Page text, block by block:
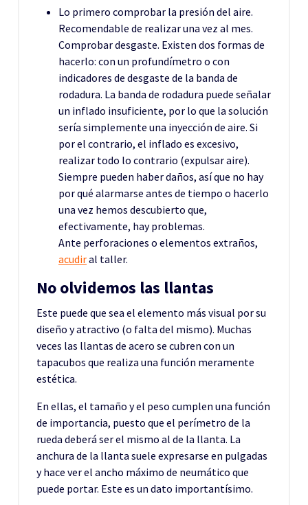
Lo primero comprobar la presión del aire.
Recomendable de realizar una vez al mes.
Comprobar desgaste. Existen dos formas de
hacerlo: con un profundímetro o con
indicadores de desgaste de la banda de
rodadura. La banda de rodadura puede señalar
un inflado insuficiente, por lo que la solución
sería simplemente una inyección de aire. Si
por el contrario, el inflado es excesivo,
realizar todo lo contrario (expulsar aire).
Siempre pueden haber daños, así que no hay
por qué alarmarse antes de tiempo o hacerlo
una vez hemos descubierto que,
efectivamente, hay problemas.
Ante perforaciones o elementos extraños,
acudiral taller.
No olvidemos las llantas
Este puede que sea el elemento más visual por su
diseño y atractivo (o falta del mismo). Muchas
veces las llantas de acero se cubren con un
tapacubos que realiza una función meramente
estética.
En ellas, el tamaño y el peso cumplen una función
de importancia, puesto que el perímetro de la
rueda deberá ser el mismo al de la llanta. La
anchura de la llanta suele expresarse en pulgadas
y hace ver el ancho máximo de neumático que
puede portar. Este es un dato importantísimo.